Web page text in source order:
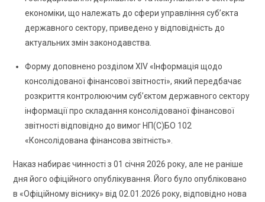
економіки, що належать до сфери управління суб’єкта
державного сектору, приведено у відповідність до
актуальних змін законодавства.
Форму доповнено розділом XIV «Інформація щодо
консолідованої фінансової звітності», який передбачає
розкриття контролюючим суб’єктом державного сектору
інформації про складання консолідованої фінансової
звітності відповідно до вимог НП(С)БО 102
«Консолідована фінансова звітність».
Наказ набирає чинності з 01 січня 2026 року, але не раніше
дня його офіційного опублікування. Його було опубліковано
в «Офіційному віснику» від 02.01.2026 року, відповідно нова